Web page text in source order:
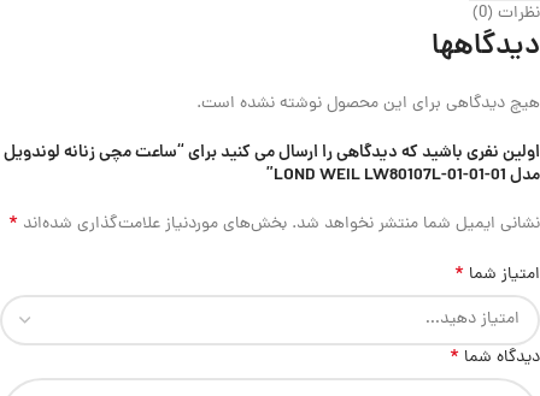
نظرات (0)
دیدگاهها
هیچ دیدگاهی برای این محصول نوشته نشده است.
اولین نفری باشید که دیدگاهی را ارسال می کنید برای “ساعت مچی زنانه لوندویل
مدل LOND WEIL LW80107L-01-01-01”
نشانی ایمیل شما منتشر نخواهد شد. بخش‌های موردنیاز علامت‌گذاری شده‌اند *
امتیاز شما *
دیدگاه شما *